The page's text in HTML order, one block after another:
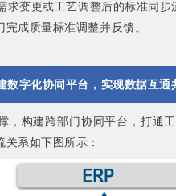
求变更或工艺调整后的标准同
成质量标准调整并反馈。
数字化协同平台，实现数据互通
，构建跨部门协同平台，打通
系如下图所示：